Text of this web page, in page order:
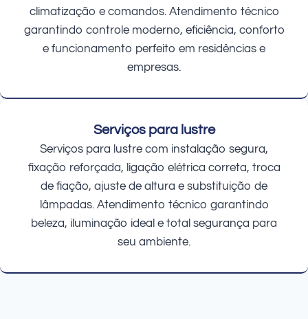
climatização e comandos. Atendimento técnico
garantindo controle moderno, eficiência, conforto
e funcionamento perfeito em residências e
empresas.
Serviços para lustre
Serviços para lustre com instalação segura,
fixação reforçada, ligação elétrica correta, troca
de fiação, ajuste de altura e substituição de
lâmpadas. Atendimento técnico garantindo
beleza, iluminação ideal e total segurança para
seu ambiente.